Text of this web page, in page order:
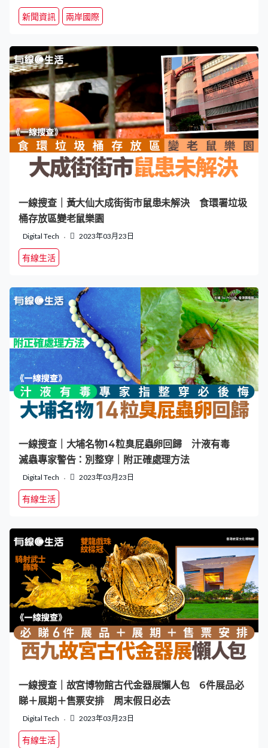
新聞資訊 兩岸國際
一線搜查｜黃大仙大成街街市鼠患未解決 食環署垃圾
桶存放區變老鼠樂園
Digital Tech 2023年03月23日
有線生活
一線搜查｜大埔名物14粒臭屁蟲卵回歸 汁液有毒
滅蟲專家警告：別整穿｜附正確處理方法
Digital Tech 2023年03月23日
有線生活
一線搜查｜故宮博物館古代金器展懶人包 6件展品必
睇＋展期＋售票安排 周末假日必去
Digital Tech 2023年03月23日
有線生活